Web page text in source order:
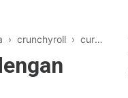
› crunchyroll › curhat